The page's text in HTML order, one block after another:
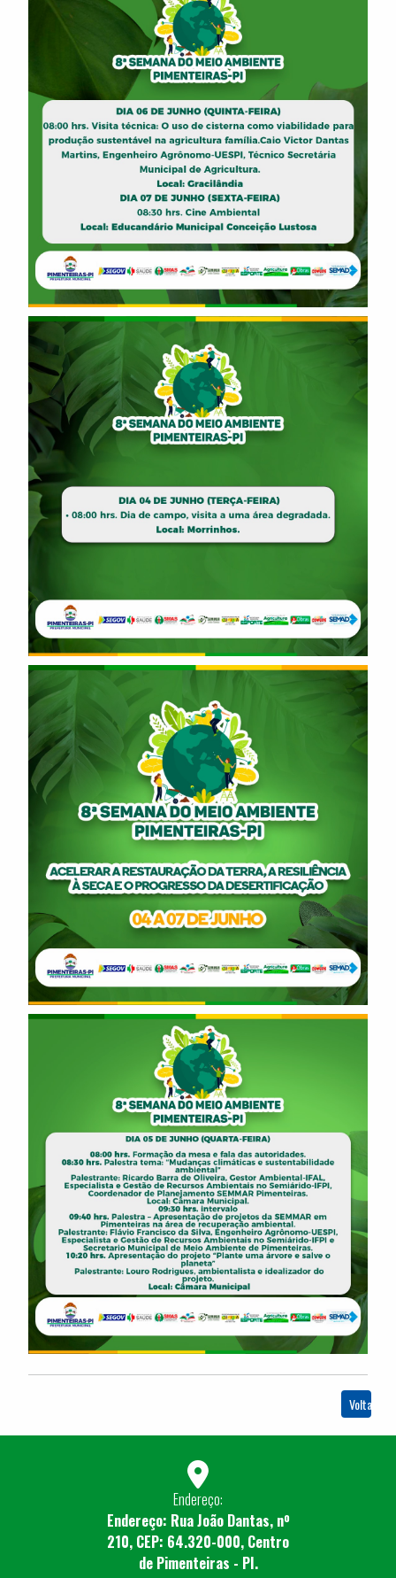
Voltar
Endereço:
Endereço: Rua João Dantas, nº
210, CEP: 64.320-000, Centro
de Pimenteiras - PI.